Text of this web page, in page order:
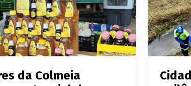
da Colmeia